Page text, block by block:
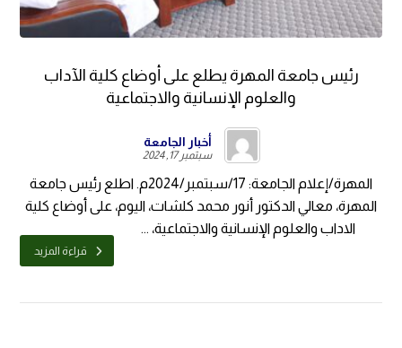
رئيس جامعة المهرة يطلع على أوضاع كلية الآداب
والعلوم الإنسانية والاجتماعية
أخبار الجامعة
سبتمبر 17, 2024
المهرة/إعلام الجامعة: 17/سبتمبر/2024م. اطلع رئيس جامعة
المهرة، معالي الدكتور أنور محمد كلشات، اليوم، على أوضاع كلية
الاداب والعلوم الإنسانية والاجتماعية، ...
قراءة المزيد